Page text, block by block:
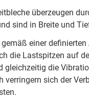
überzeugen
sind in Breite und
einer
die Lastspitzen auf
gleichzeitig die
verringern sich der